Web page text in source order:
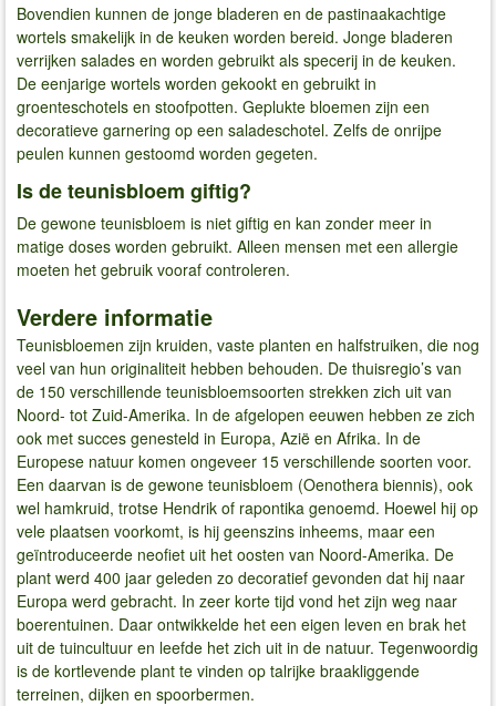
Bovendien kunnen de jonge bladeren en de pastinaakachtige
wortels smakelijk in de keuken worden bereid. Jonge bladeren
verrijken salades en worden gebruikt als specerij in de keuken.
De eenjarige wortels worden gekookt en gebruikt in
groenteschotels en stoofpotten. Geplukte bloemen zijn een
decoratieve garnering op een saladeschotel. Zelfs de onrijpe
peulen kunnen gestoomd worden gegeten.
Is de teunisbloem giftig?
De gewone teunisbloem is niet giftig en kan zonder meer in
matige doses worden gebruikt. Alleen mensen met een allergie
moeten het gebruik vooraf controleren.
Verdere informatie
Teunisbloemen zijn kruiden, vaste planten en halfstruiken, die nog
veel van hun originaliteit hebben behouden. De thuisregio’s van
de 150 verschillende teunisbloemsoorten strekken zich uit van
Noord- tot Zuid-Amerika. In de afgelopen eeuwen hebben ze zich
ook met succes genesteld in Europa, Azië en Afrika. In de
Europese natuur komen ongeveer 15 verschillende soorten voor.
Een daarvan is de gewone teunisbloem (Oenothera biennis), ook
wel hamkruid, trotse Hendrik of rapontika genoemd. Hoewel hij op
vele plaatsen voorkomt, is hij geenszins inheems, maar een
geïntroduceerde neofiet uit het oosten van Noord-Amerika. De
plant werd 400 jaar geleden zo decoratief gevonden dat hij naar
Europa werd gebracht. In zeer korte tijd vond het zijn weg naar
boerentuinen. Daar ontwikkelde het een eigen leven en brak het
uit de tuincultuur en leefde het zich uit in de natuur. Tegenwoordig
is de kortlevende plant te vinden op talrijke braakliggende
terreinen, dijken en spoorbermen.